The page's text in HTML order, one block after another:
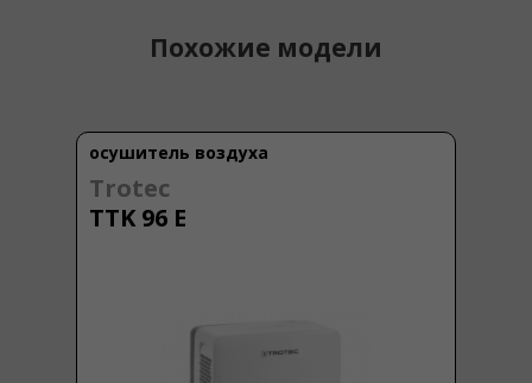
Похожие модели
осушитель воздуха
Trotec
TTK 96 E